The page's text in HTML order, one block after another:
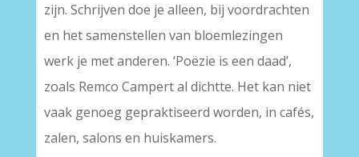
zijn. Schrijven doe je alleen, bij voordrachten
en het samenstellen van bloemlezingen
werk je met anderen. ‘Poëzie is een daad’,
zoals Remco Campert al dichtte. Het kan niet
vaak genoeg gepraktiseerd worden, in cafés,
zalen, salons en huiskamers.